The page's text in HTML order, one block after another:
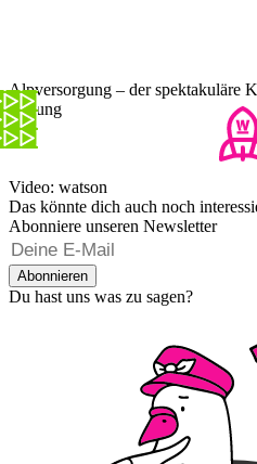
Alpversorgung – der spektakuläre
Ladung
Video: watson
Das könnte dich auch noch
Abonniere unseren Newsletter
Abonnieren
Du hast uns was zu sagen?